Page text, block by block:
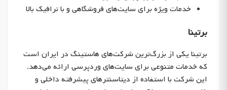
خدمات ویژه برای سایت‌های فروشگاهی و با ترافیک بالا
برتینا
برتینا یکی از بزرگ‌ترین شرکت‌های هاستینگ در ایران است
که خدمات متنوعی برای سایت‌های وردپرسی ارائه می‌دهد.
این شرکت با استفاده از دیتاسنترهای پیشرفته داخلی و